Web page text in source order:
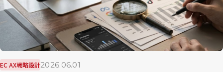
EC AX戦略設計2026.06.01